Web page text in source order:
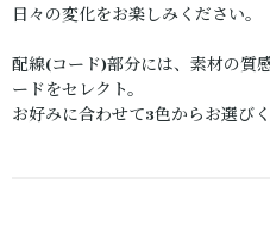
日々の変化をお楽しみください。
配線(コード)部分には、素材の質
ードをセレクト。
お好みに合わせて3色からお選びく